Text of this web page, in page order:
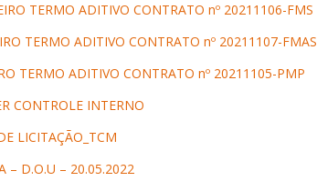
TERMO ADITIVO CONTRATO nº 20211106-FMS
TERMO ADITIVO CONTRATO nº 20211107-FMAS
TERMO ADITIVO CONTRATO nº 20211105-PMP
CONTROLE INTERNO
LICITAÇÃO_TCM
– D.O.U – 20.05.2022